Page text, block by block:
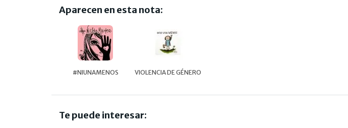
Aparecen en esta nota:
#NIUNAMENOS VIOLENCIA DE GÉNERO
Te puede interesar: